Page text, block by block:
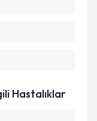
Hastalıklar